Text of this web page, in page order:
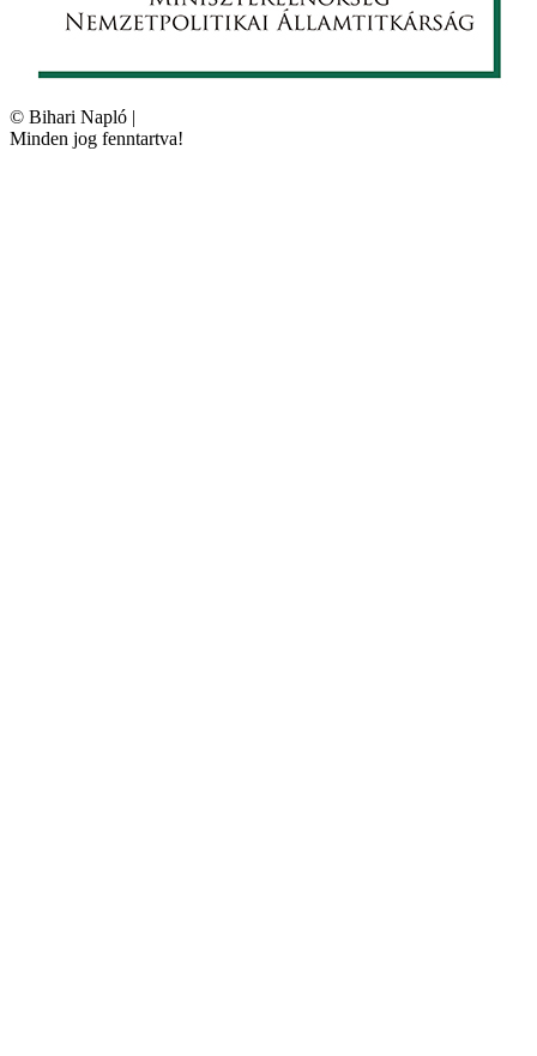
© Bihari Napló |
Minden jog fenntartva!